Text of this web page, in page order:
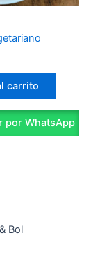
carrito
por WhatsApp
Bol